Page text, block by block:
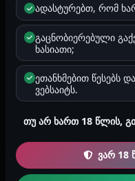
2026-04-02 14:14
შეზღუდული ისტორიები
ტაბუ
* ტეგების ფუნქცია
არის დამატებული.
შემთხვევითი
ადასტურებთ, რომ
გაცნობიერებული
ხასიათი;
ეთანხმებით წესებს
ვებსაიტს.
თუ არ ხართ 18 წლის,
ვარ 18